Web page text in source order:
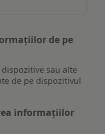
de pe
sau alte
de pe dispozitivul
informațiilor